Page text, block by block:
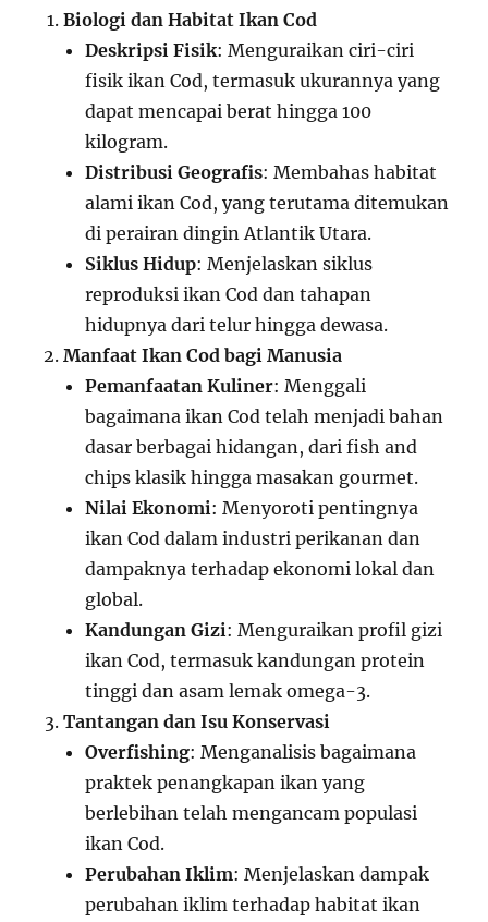
Biologi dan Habitat Ikan Cod
Deskripsi Fisik: Menguraikan ciri-ciri
fisik ikan Cod, termasuk ukurannya yang
dapat mencapai berat hingga 100
kilogram.
Distribusi Geografis: Membahas habitat
alami ikan Cod, yang terutama ditemukan
di perairan dingin Atlantik Utara.
Siklus Hidup: Menjelaskan siklus
reproduksi ikan Cod dan tahapan
hidupnya dari telur hingga dewasa.
Manfaat Ikan Cod bagi Manusia
Pemanfaatan Kuliner: Menggali
bagaimana ikan Cod telah menjadi bahan
dasar berbagai hidangan, dari fish and
chips klasik hingga masakan gourmet.
Nilai Ekonomi: Menyoroti pentingnya
ikan Cod dalam industri perikanan dan
dampaknya terhadap ekonomi lokal dan
global.
Kandungan Gizi: Menguraikan profil gizi
ikan Cod, termasuk kandungan protein
tinggi dan asam lemak omega-3.
Tantangan dan Isu Konservasi
Overfishing: Menganalisis bagaimana
praktek penangkapan ikan yang
berlebihan telah mengancam populasi
ikan Cod.
Perubahan Iklim: Menjelaskan dampak
perubahan iklim terhadap habitat ikan